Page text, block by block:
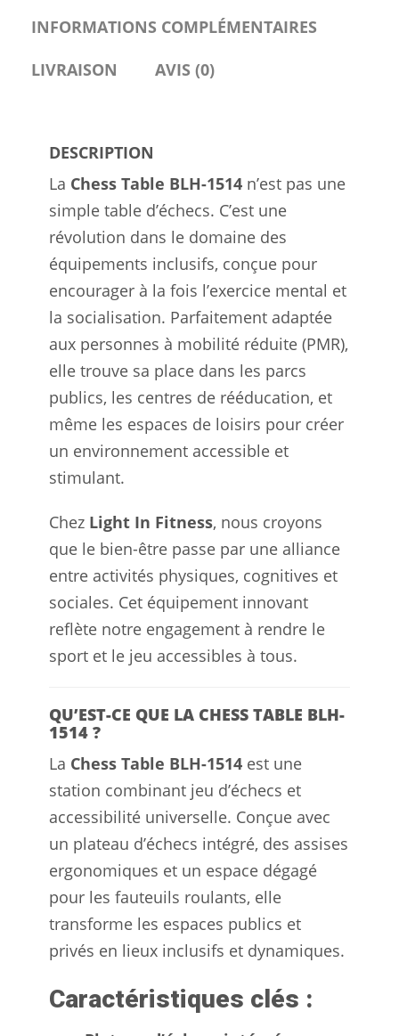
INFORMATIONS COMPLÉMENTAIRES
LIVRAISON
AVIS (0)
DESCRIPTION
La Chess Table BLH-1514 n’est pas une
simple table d’échecs. C’est une
révolution dans le domaine des
équipements inclusifs, conçue pour
encourager à la fois l’exercice mental et
la socialisation. Parfaitement adaptée
aux personnes à mobilité réduite (PMR),
elle trouve sa place dans les parcs
publics, les centres de rééducation, et
même les espaces de loisirs pour créer
un environnement accessible et
stimulant.
Chez Light In Fitness, nous croyons
que le bien-être passe par une alliance
entre activités physiques, cognitives et
sociales. Cet équipement innovant
reflète notre engagement à rendre le
sport et le jeu accessibles à tous.
QU’EST-CE QUE LA CHESS TABLE BLH-
1514 ?
La Chess Table BLH-1514 est une
station combinant jeu d’échecs et
accessibilité universelle. Conçue avec
un plateau d’échecs intégré, des assises
ergonomiques et un espace dégagé
pour les fauteuils roulants, elle
transforme les espaces publics et
privés en lieux inclusifs et dynamiques.
Caractéristiques clés :